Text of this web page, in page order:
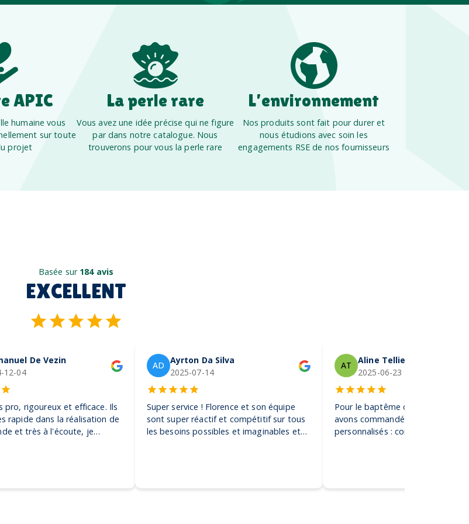
APIC
humaine vous
sur toute
projet
La perle rare
Vous avez une idée précise qui ne figure
par dans notre catalogue. Nous
trouverons pour vous la perle rare
L’environnement
Nos produits sont fait pour durer et
nous étudions avec soin les
engagements RSE de nos fournisseurs
Basée sur 184 avis
EXCELLENT
De Vezin
12-04
pro, rigoureux et efficace. Ils
rapide dans la réalisation de
et très à l'écoute, je
AD Ayrton Da Silva
2025-07-14
Super service ! Florence et son équipe
sont super réactif et compétitif sur tous
les besoins possibles et imaginables et
AT
Aline Tellier
2025-06-23
Pour le baptême de notre fils,
avons commandé des gobelets
personnalisés : conseil, rapidité,